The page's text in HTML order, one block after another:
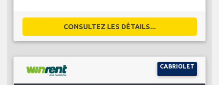
CONSULTEZ LES DÉTAILS...
CABRIOLET